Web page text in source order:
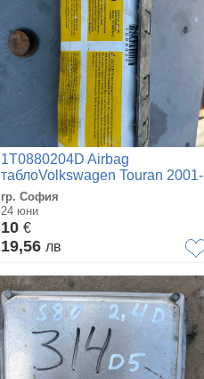
1T0880204D Airbag
таблоVolkswagen Touran 2001-
2004
гр. София
24 юни
10 €
19,56 лв